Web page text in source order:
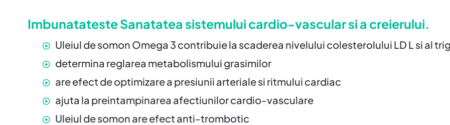
Imbunatateste Sanatatea sistemului cardio-vascular si a creierului.
Uleiul de somon Omega 3 contribuie la scaderea nivelului colesterolului LD L si al
determina reglarea metabolismului grasimilor
are efect de optimizare a presiunii arteriale si ritmului cardiac
ajuta la preintampinarea afectiunilor cardio-vasculare
Uleiul de somon are efect anti-trombotic